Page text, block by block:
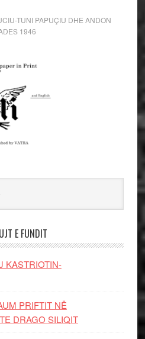
TUNI PAPUÇIU DHE ANDON
1946
E FUNDIT
KASTRIOTIN-
PRIFTIT NË
DRAGO SILIQIT